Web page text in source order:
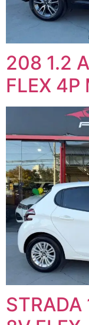
208 1.2
FLEX 4P
STRADA